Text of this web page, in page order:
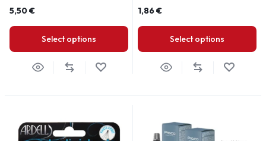
5,50€
Select options
1,86€
Select options